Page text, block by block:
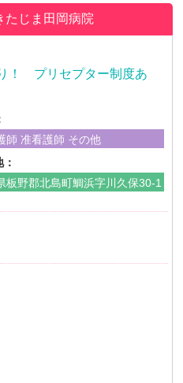
たじま田岡病院
！ プリセプター制度あ
師 准看護師 その他
板野郡北島町鯛浜字川久保30-1